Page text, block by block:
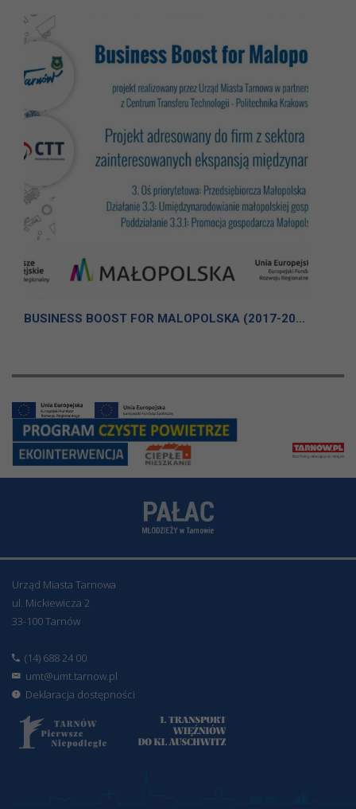
BUSINESS BOOST FOR MALOPOLSKA (2017-2018)
Urząd Miasta Tarnowa
ul. Mickiewicza 2
33-100 Tarnów
(14) 688 24 00
umt@umt.tarnow.pl
Deklaracja dostępności